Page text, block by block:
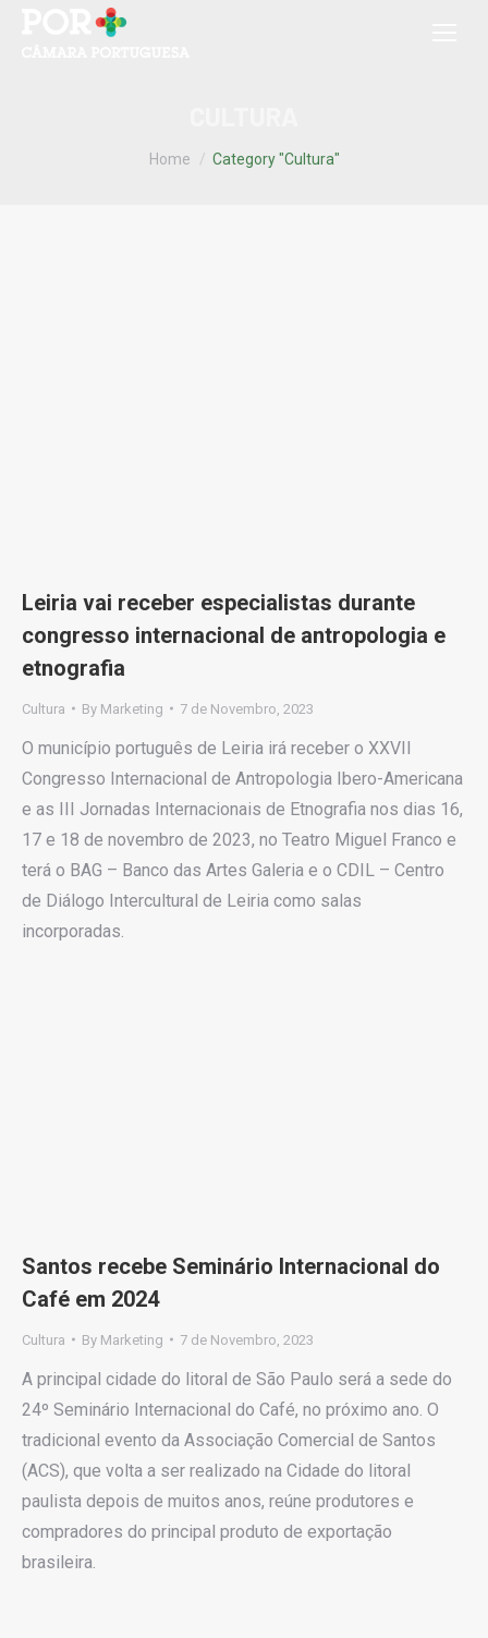
You are here:
Home Category "Cultura"
Leiria vai receber especialistas durante
congresso internacional de antropologia e
etnografia
Cultura By Marketing 7 de Novembro, 2023
O município português de Leiria irá receber o XXVII
Congresso Internacional de Antropologia Ibero-Americana
e as III Jornadas Internacionais de Etnografia nos dias 16,
17 e 18 de novembro de 2023, no Teatro Miguel Franco e
terá o BAG – Banco das Artes Galeria e o CDIL – Centro
de Diálogo Intercultural de Leiria como salas
incorporadas.
Santos recebe Seminário Internacional do
Café em 2024
Cultura By Marketing 7 de Novembro, 2023
A principal cidade do litoral de São Paulo será a sede do
24º Seminário Internacional do Café, no próximo ano. O
tradicional evento da Associação Comercial de Santos
(ACS), que volta a ser realizado na Cidade do litoral
paulista depois de muitos anos, reúne produtores e
compradores do principal produto de exportação
brasileira.